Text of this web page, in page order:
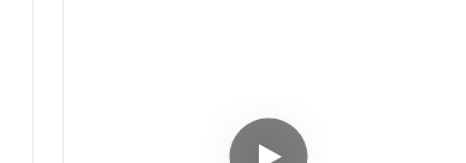
進します。液体はろ材を通過し、ろ過ケーキが
残ります。このケーキは、さらに洗浄・乾燥す